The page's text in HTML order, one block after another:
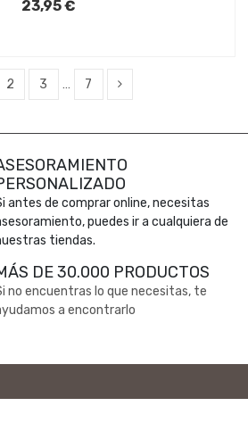
23,95 €
2 3 … 7
antes de comprar online, necesitas
puedes ir a cualquiera de
tiendas.
DE 30.000 PRODUCTOS
no encuentras lo que necesitas, te
a encontrarlo